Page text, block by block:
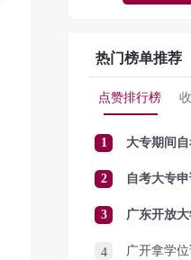
热门榜单推荐
点赞排行榜
1 大专期间
2
3
4 广开拿学